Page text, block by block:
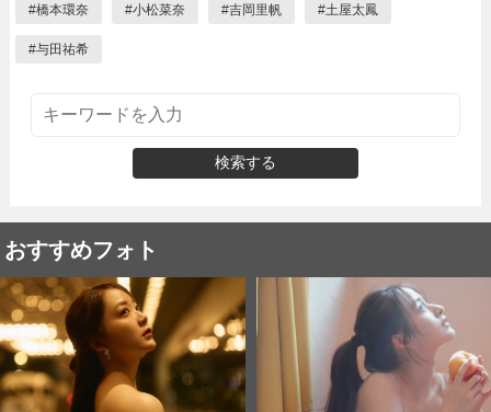
#橋本環奈 #小松菜奈 #吉岡里帆 #土屋太鳳
#与田祐希
検索する
おすすめフォト